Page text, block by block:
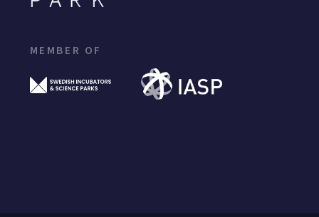
MEMBER OF